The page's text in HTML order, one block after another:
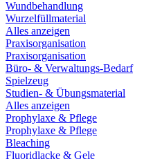
Wundbehandlung
Wurzelfüllmaterial
Alles anzeigen
Praxisorganisation
Praxisorganisation
Büro- & Verwaltungs-Bedarf
Spielzeug
Studien- & Übungsmaterial
Alles anzeigen
Prophylaxe & Pflege
Prophylaxe & Pflege
Bleaching
Fluoridlacke & Gele